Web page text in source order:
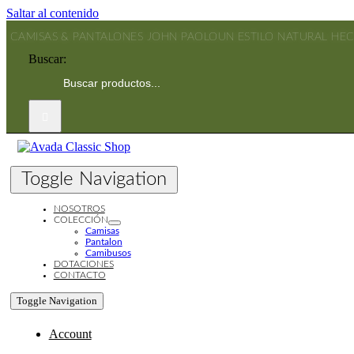
Saltar al contenido
CAMISAS & PANTALONES JOHN PAOLO UN ESTILO NATURAL
Buscar:
Toggle Navigation
NOSOTROS
COLECCIÓN
Camisas
Pantalon
Camibusos
DOTACIONES
CONTACTO
Toggle Navigation
Account